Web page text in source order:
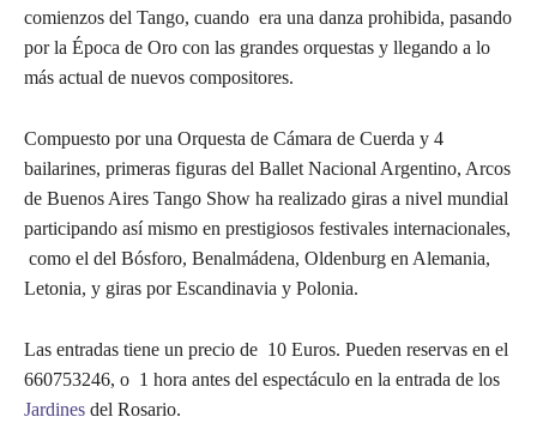
comienzos del Tango, cuando era una danza prohibida, pasando
por la Época de Oro con las grandes orquestas y llegando a lo
más actual de nuevos compositores.
Compuesto por una Orquesta de Cámara de Cuerda y 4
bailarines, primeras figuras del Ballet Nacional Argentino, Arcos
de Buenos Aires Tango Show ha realizado giras a nivel mundial
participando así mismo en prestigiosos festivales internacionales,
como el del Bósforo, Benalmádena, Oldenburg en Alemania,
Letonia, y giras por Escandinavia y Polonia.
Las entradas tiene un precio de 10 Euros. Pueden reservas en el
660753246, o 1 hora antes del espectáculo en la entrada de los
Jardines del Rosario.